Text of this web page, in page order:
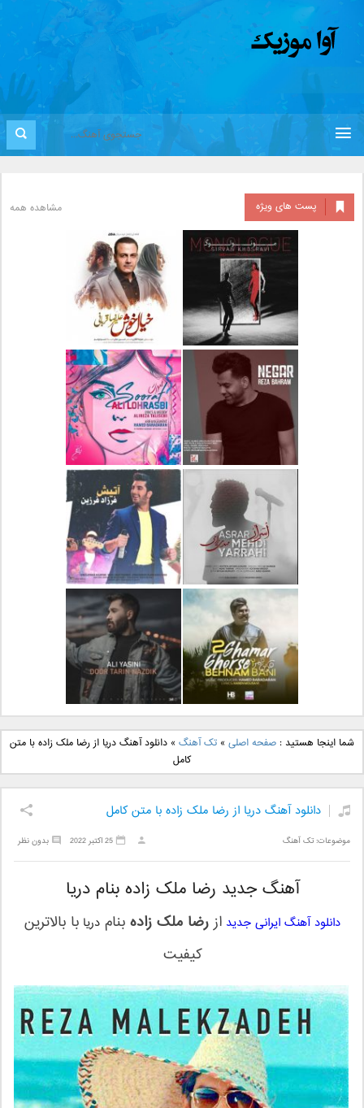
پست های ویژه مشاهده همه
دانلود آلبوم جدید سیروان
خسروی بنام مونولوگ
دانلود آهنگ جدید علیرضا
قربانی بنام خیال خوش
دانلود آهنگ جدید رضا
بهرام بنام نگار
دانلود آهنگ جدید علی
لهراسبی بنام صورت
دانلود آهنگ جدید مهدی
یراحی بنام اسرار
دانلود آهنگ جدید فرزاد
فرزین بنام آتیش
دانلود آهنگ جدید بهنام
بانی بنام قرص قمر 2
دانلود آهنگ جدید علی
یاسینی بنام دورترین نزدیک
شما اینجا هستید :صفحه اصلی »تک آهنگ »دانلود آهنگ دریا از رضا ملک زاده با متن
کامل
دانلود آهنگ دریا از رضا ملک زاده با متن کامل
موضوعات:تک آهنگ بدون نظر 25 اکتبر 2022
آهنگ جدید رضا ملک زاده بنام دریا
دانلود آهنگ ایرانی جدید ازرضا ملک زادهبنامدریابا بالاترین
کیفیت